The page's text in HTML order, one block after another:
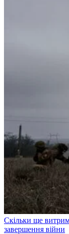
Скільки ще
завершення війни